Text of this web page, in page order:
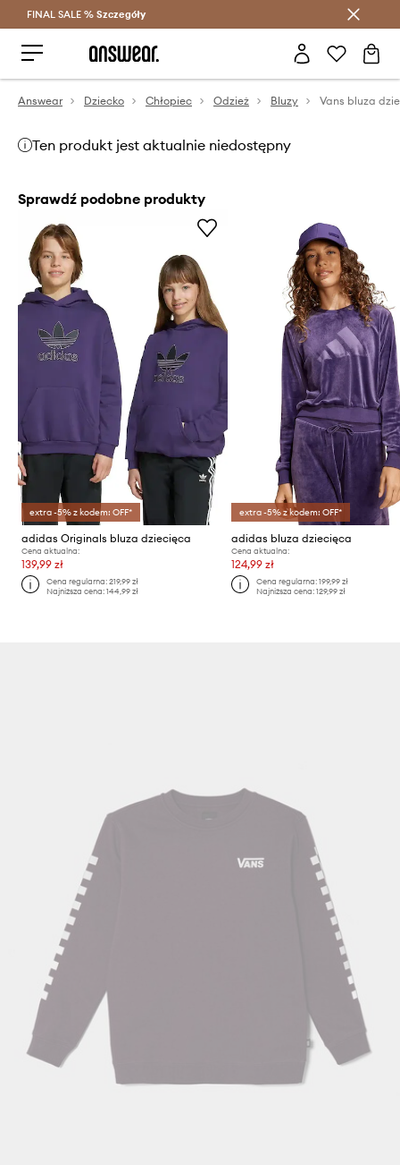
Oszczędzaj z Answear Club >
FINAL SALE % Szczegóły
Answear Dziecko Chłopiec Odzież Bluzy
Ten produkt jest aktualnie niedostępny
Sprawdź podobne produkty
extra -5% z kodem: OFF*
adidas Originals bluza dziecięca
Cena aktualna:
139,99 zł
Cena regularna:219,99 zł
Najniższa cena:144,99 zł
extra -5% z kodem: OFF*
adidas bluza dziecięca
Cena aktualna:
124,99 zł
Cena regularna: 199,99 zł
Najniższa cena: 129,99 zł